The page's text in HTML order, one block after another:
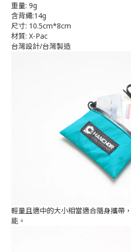
重量: 9g
含背繩:14g
尺寸: 10.5cm*8cm
材質: X-Pac
台灣設計/台灣製造
輕量且適中的大小相當適合隨身攜帶
能。